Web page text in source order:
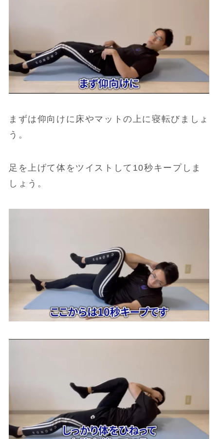
まずは仰向けに床やマットの上に寝転びましょ
う。
足を上げて体をツイストして10秒キープしま
しょう。